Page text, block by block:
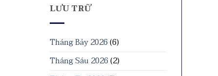
LƯU TRỮ
Tháng Bảy 2026(6)
Tháng Sáu 2026(2)